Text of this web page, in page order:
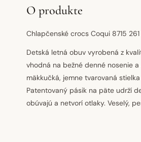
O produkte
Chlapčenské crocs Coqui 8715
Detská letná obuv vyrobená z
vhodná na bežné denné nosenie
mäkkučká, jemne tvarovaná
Patentovaný pásik na päte udrží
obúvajú a netvorí otlaky. Veselý,